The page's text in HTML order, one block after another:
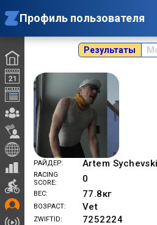
Профиль пользователя
Результаты
РАЙДЕР Artem
RACING
SCORE
0
ВЕС 77.8кг
ВОЗРАСТ Vet
ZWIFTID 7252224